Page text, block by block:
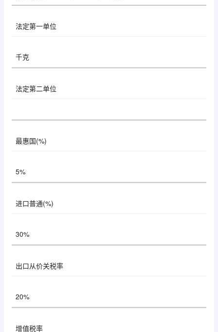
法定第一单位
千克
法定第二单位
最惠国(%)
5%
进口普通(%)
30%
出口从价关税率
20%
增值税率